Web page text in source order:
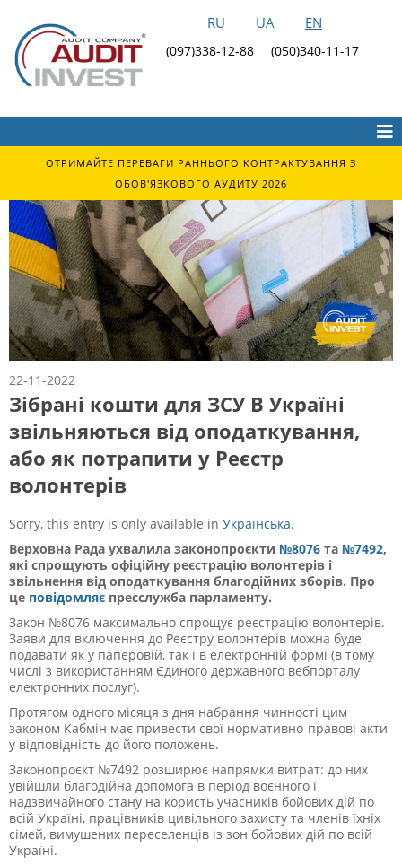
RU UA EN
(097)338-12-88 (050)340-11-17
ОТРИМАЙТЕ ПЕРЕВАГИ РАННЬОГО КОНТРАКТУВАННЯ З
ОБОВ'ЯЗКОВОГО АУДИТУ 2026
22-11-2022
Зібрані кошти для ЗСУ В Україні
звільняються від оподаткування,
або як потрапити у Реєстр
волонтерів
Sorry, this entry is only available in Українська.
Верховна Рада ухвалила законопроєкти №8076 та №7492,
які спрощують офіційну реєстрацію волонтерів і
звільнення від оподаткування благодійних зборів. Про
це повідомляє пресслужба парламенту.
Закон №8076 максимально спрощує реєстрацію волонтерів.
Заяви для включення до Реєстру волонтерів можна буде
подавати як у паперовій, так і в електронній формі (в тому
числі з використанням Єдиного державного вебпорталу
електронних послуг).
Протягом одного місяця з дня набрання чинності цим
законом Кабмін має привести свої нормативно-правові акти
у відповідність до його положень.
Законопроєкт №7492 розширює напрямки витрат: до них
увійшли благодійна допомога в період воєнного і
надзвичайного стану на користь учасників бойових дій по
всій Україні, працівників цивільного захисту та членів їхніх
сімей, вимушених переселенців із зон бойових дій по всій
Україні.